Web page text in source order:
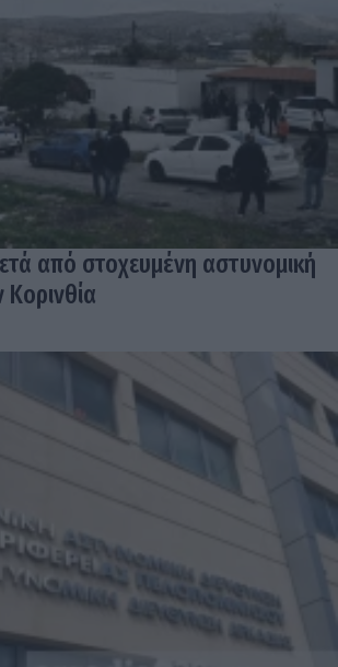
από στοχευμένη αστυνομική
Κορινθία